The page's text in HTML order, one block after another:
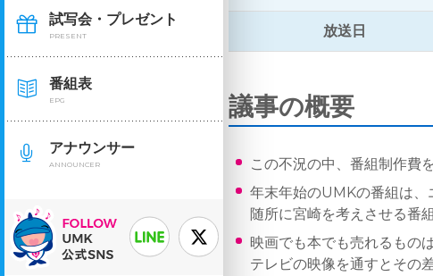
試写会・プレゼント
PRESENT
番組表
EPG
アナウンサー
ANNOUNCER
放送日
議事の概要
この不況の中、番組制作費
年末年始のUMKの番組は、
随所に宮崎を考えさせる番
映画でも本でも売れるもの
テレビの映像を通すとその